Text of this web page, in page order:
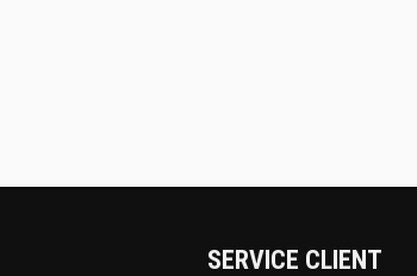
SERVICE CLIENT